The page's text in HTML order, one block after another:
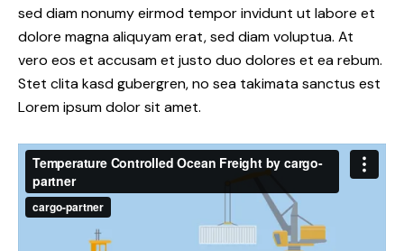
sed diam nonumy eirmod tempor invidunt ut labore et
dolore magna aliquyam erat, sed diam voluptua. At
vero eos et accusam et justo duo dolores et ea rebum.
Stet clita kasd gubergren, no sea takimata sanctus est
Lorem ipsum dolor sit amet.